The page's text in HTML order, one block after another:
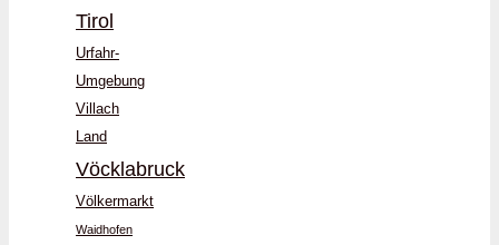
Tirol
Urfahr-
Umgebung
Villach
Land
Vöcklabruck
Völkermarkt
Waidhofen